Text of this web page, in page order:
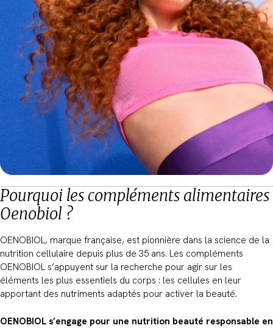
Pourquoi les compléments alimentaires
Oenobiol ?
OENOBIOL, marque française, est pionnière dans la science de la
nutrition cellulaire depuis plus de 35 ans. Les compléments
OENOBIOL s’appuyent sur la recherche pour agir sur les
éléments les plus essentiels du corps : les cellules en leur
apportant des nutriments adaptés pour activer la beauté.
OENOBIOL s’engage pour une nutrition beauté responsable en